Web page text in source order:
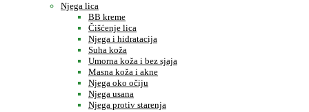
Njega lica
BB kreme
Čišćenje lica
Njega i hidratacija
Suha koža
Umorna koža i bez sjaja
Masna koža i akne
Njega oko očiju
Njega usana
Njega protiv starenja